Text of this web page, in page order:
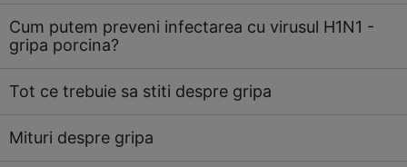
Cum putem preveni infectarea cu virusul H1N1 -
gripa porcina?
Tot ce trebuie sa stiti despre gripa
Mituri despre gripa